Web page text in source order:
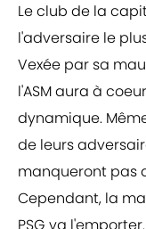
Le club de la
l'adversaire le
Vexée par sa
l'ASM aura à
dynamique.
de leurs
manqueront pas
Cependant, la